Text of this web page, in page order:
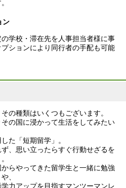
ン
学校・滞在先を人事担当者様に事
ションにより同行者の手配も可能
の種類はいくつもございます。
の国に浸かって生活をしてみたい
た「短期留学」。
、思い立ったらすぐ行動せざるを
らやってきた留学生と一緒に勉強
、
力アップを目指すマンツーマンレ